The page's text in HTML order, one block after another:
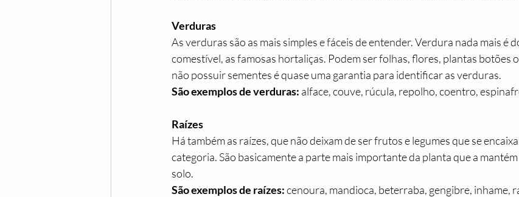
Verduras
As verduras são as mais simples e fáceis de entender. Verdura nada mais é
comestível, as famosas hortaliças. Podem ser folhas, flores, plantas botões
não possuir sementes é quase uma garantia para identificar as verduras.
São exemplos de verduras: alface, couve, rúcula, repolho, coentro,
Raízes
Há também as raízes, que não deixam de ser frutos e legumes que se
categoria. São basicamente a parte mais importante da planta que a
solo.
São exemplos de raízes: cenoura, mandioca, beterraba, gengibre, inhame,